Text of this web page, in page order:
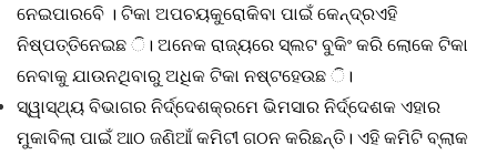
ନେଇପାରବେି । ଟିକା ଅପଚୟକୁରୋକିବା ପାଇଁ କେନ୍ଦ୍ରଏହି
ନିଷ୍ପତ୍ତିନେଇଛ ି। ଅନେକ ରାଜ୍ୟରେ ସ୍ଲଟ ବୁକିଂ କରି ଲୋକେ ଟିକା
ନେବାକୁ ଯାଉନଥିବାରୁ ଅଧିକ ଟିକା ନଷ୍ଟହେଉଛ ି।
ସ୍ୱାସ୍ଥ୍ୟ ବିଭାଗର ନିର୍ଦ୍ଦେଶକ୍ରମେ ଭିମସାର ନିର୍ଦ୍ଦେଶକ ଏହାର
ମୁକାବିଲା ପାଇଁ ଆଠ ଜଣିଆଁ କମିଟୀ ଗଠନ କରିଛନ୍ତି। ଏହି କମିଟି ବ୍ଲାକ